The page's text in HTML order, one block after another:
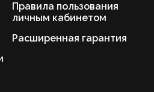
Правила пользования
личным кабинетом
Расширенная гарантия